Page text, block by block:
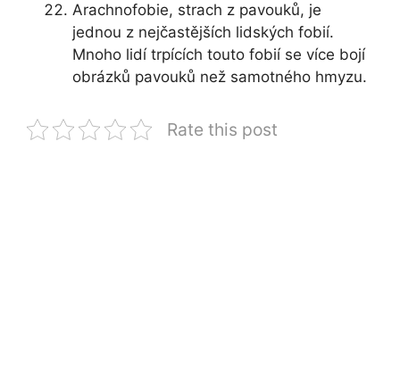
Arachnofobie, strach z pavouků, je
jednou z nejčastějších lidských fobií.
Mnoho lidí trpících touto fobií se více bojí
obrázků pavouků než samotného hmyzu.
Rate this post